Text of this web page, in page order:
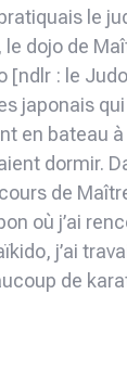
le
le dojo de
[ndlr : le
japonais
en bateau
dormir.
de
où j’ai
j’ai
de